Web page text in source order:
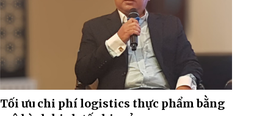
Tối ưu chi phí logistics thực phẩm bằng